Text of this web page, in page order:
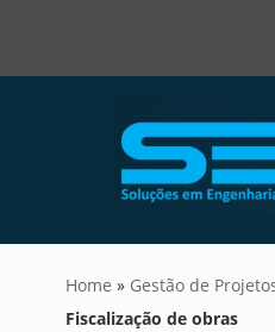
Home » Gestão de
Fiscalização de obras